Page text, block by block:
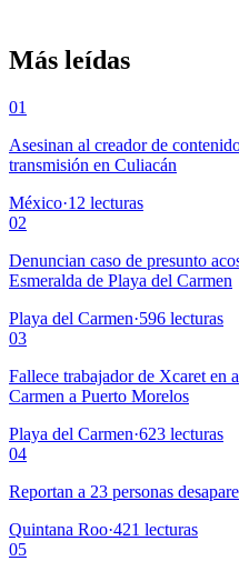
Más leídas
01
Asesinan al creador de
transmisión en Culiacán
México·12 lecturas
02
Denuncian caso de presunto
Esmeralda de Playa del Carmen
Playa del Carmen·596 lecturas
03
Fallece trabajador de Xcaret en
Carmen a Puerto Morelos
Playa del Carmen·623 lecturas
04
Reportan a 23 personas
Quintana Roo·421 lecturas
05